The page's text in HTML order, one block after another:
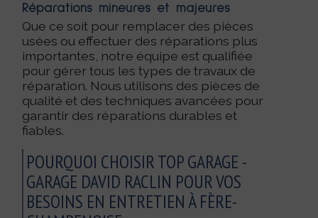
Réparations mineures et majeures
Que ce soit pour remplacer des pièces
usées ou effectuer des réparations plus
importantes, notre équipe est qualifiée
pour gérer tous les types de travaux de
réparation. Nous utilisons des pièces de
qualité et des techniques avancées pour
garantir des réparations durables et
fiables.
POURQUOI CHOISIR TOP GARAGE -
GARAGE DAVID RACLIN POUR VOS
BESOINS EN ENTRETIEN À FÈRE-